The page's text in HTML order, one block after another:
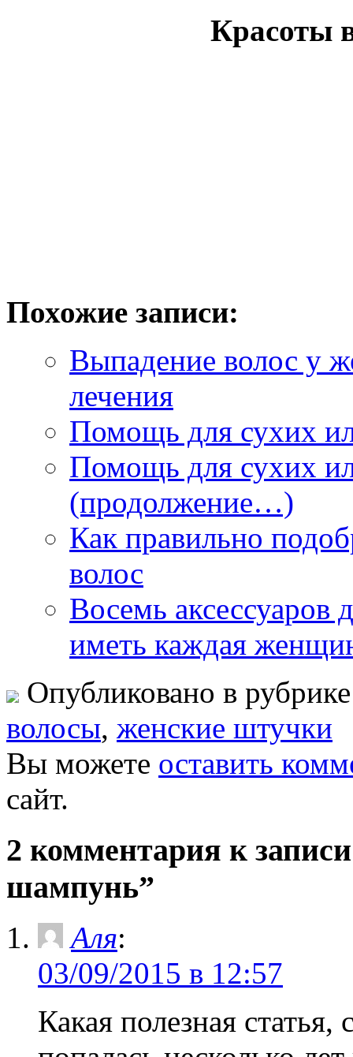
Красоты
Похожие записи:
Выпадение волос у
лечения
Помощь для сухих
Помощь для сухих
(продолжение…)
Как правильно
волос
Восемь аксессуаров
иметь каждая
Опубликовано в
волосы, женские штучки
Вы можете оставить
сайт.
2 комментария к
шампунь”
Аля:
03/09/2015 в 12:57
Какая полезная